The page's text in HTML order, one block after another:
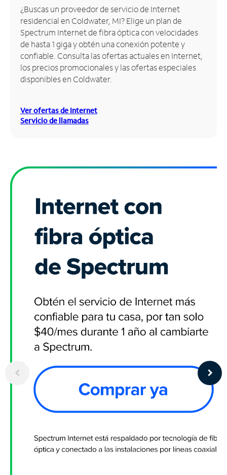
Inglés
Administrar
cuenta
Encuentra
una
tienda
¿Buscas un proveedor de servicio de Internet
residencial en Coldwater, MI? Elige un plan de
Spectrum Internet de fibra óptica con velocidades
de hasta 1 giga y obtén una conexión potente y
confiable. Consulta las ofertas actuales en Internet,
los precios promocionales y las ofertas especiales
disponibles en Coldwater.
Ver ofertas de Internet
Servicio de llamadas